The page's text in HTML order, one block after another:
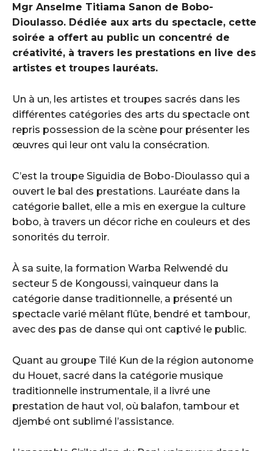
Mgr Anselme Titiama Sanon de Bobo-
Dioulasso. Dédiée aux arts du spectacle, cette
soirée a offert au public un concentré de
créativité, à travers les prestations en live des
artistes et troupes lauréats.
Un à un, les artistes et troupes sacrés dans les
différentes catégories des arts du spectacle ont
repris possession de la scène pour présenter les
œuvres qui leur ont valu la consécration.
C’est la troupe Siguidia de Bobo-Dioulasso qui a
ouvert le bal des prestations. Lauréate dans la
catégorie ballet, elle a mis en exergue la culture
bobo, à travers un décor riche en couleurs et des
sonorités du terroir.
À sa suite, la formation Warba Relwendé du
secteur 5 de Kongoussi, vainqueur dans la
catégorie danse traditionnelle, a présenté un
spectacle varié mêlant flûte, bendré et tambour,
avec des pas de danse qui ont captivé le public.
Quant au groupe Tilé Kun de la région autonome
du Houet, sacré dans la catégorie musique
traditionnelle instrumentale, il a livré une
prestation de haut vol, où balafon, tambour et
djembé ont sublimé l’assistance.